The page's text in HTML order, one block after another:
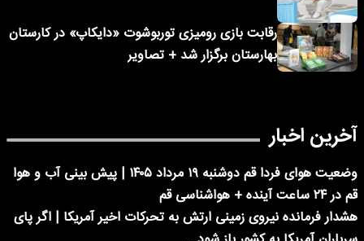
رقابت بازی رومیزی توربوشوت «دایکاپ» در کارستان
بهارستان برگزار شد + تصاویر
آخرین اخبار
وضعیت هوای فردا قم دوشنبه ۱۹ مرداد ۱۴۰۵ | پیش بینی آب و هوا
قم در ۲۴ ساعت آینده + هواشناسی قم
هشدار فرمانده نیروی زمینی ارتش به تحرکات اخیر آمریکا | اگر پای